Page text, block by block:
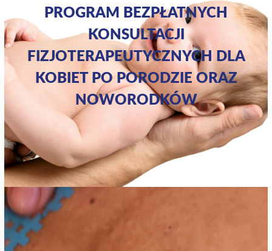
PROGRAM BEZPŁATNYCH
KONSULTACJI
FIZJOTERAPEUTYCZNYCH DLA
KOBIET PO PORODZIE ORAZ
NOWORODKÓW